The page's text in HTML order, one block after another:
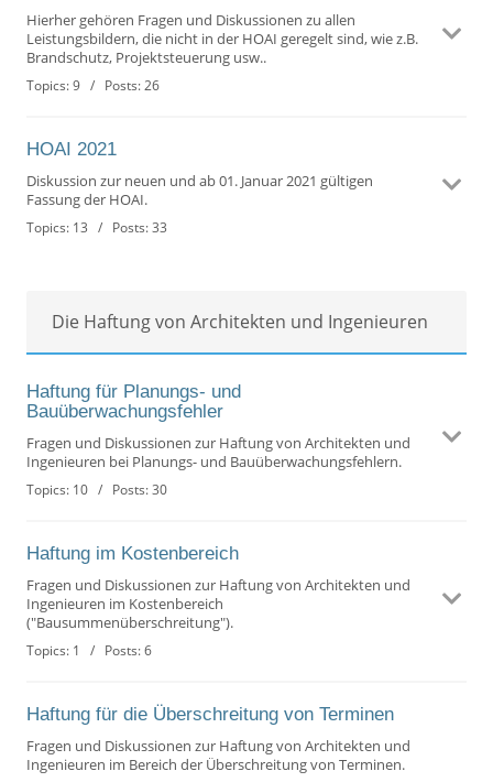
Hierher gehören Fragen und Diskussionen zu allen
Leistungsbildern, die nicht in der HOAI geregelt sind, wie z.B.
Brandschutz, Projektsteuerung usw..
Topics: 9 / Posts: 26
HOAI 2021
Diskussion zur neuen und ab 01. Januar 2021 gültigen
Fassung der HOAI.
Topics: 13 / Posts: 33
Die Haftung von Architekten und Ingenieuren
Haftung für Planungs- und
Bauüberwachungsfehler
Fragen und Diskussionen zur Haftung von Architekten und
Ingenieuren bei Planungs- und Bauüberwachungsfehlern.
Topics: 10 / Posts: 30
Haftung im Kostenbereich
Fragen und Diskussionen zur Haftung von Architekten und
Ingenieuren im Kostenbereich
("Bausummenüberschreitung").
Topics: 1 / Posts: 6
Haftung für die Überschreitung von Terminen
Fragen und Diskussionen zur Haftung von Architekten und
Ingenieuren im Bereich der Überschreitung von Terminen.